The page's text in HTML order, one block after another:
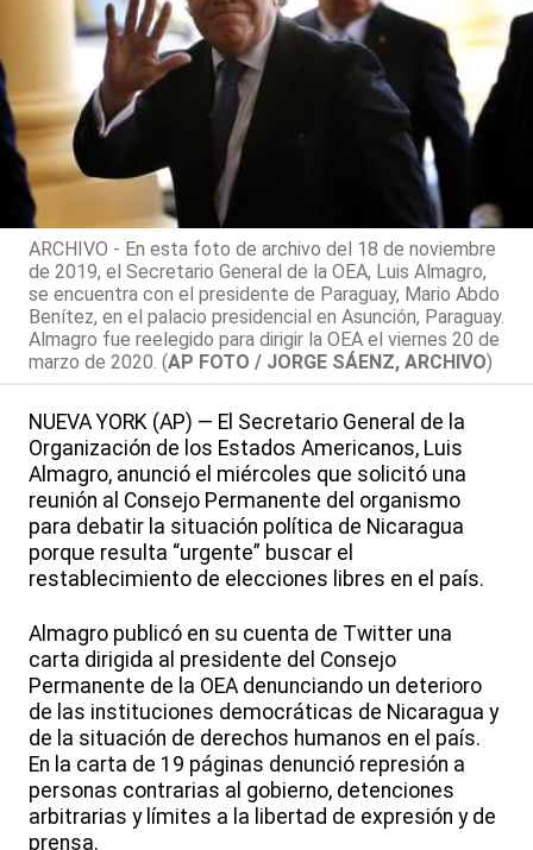
ARCHIVO - En esta foto de archivo del 18 de noviembre
de 2019, el Secretario General de la OEA, Luis Almagro,
se encuentra con el presidente de Paraguay, Mario Abdo
Benítez, en el palacio presidencial en Asunción, Paraguay.
Almagro fue reelegido para dirigir la OEA el viernes 20 de
marzo de 2020. (AP FOTO / JORGE SÁENZ, ARCHIVO)
NUEVA YORK (AP) — El Secretario General de la
Organización de los Estados Americanos, Luis
Almagro, anunció el miércoles que solicitó una
reunión al Consejo Permanente del organismo
para debatir la situación política de Nicaragua
porque resulta “urgente” buscar el
restablecimiento de elecciones libres en el país.
Almagro publicó en su cuenta de Twitter una
carta dirigida al presidente del Consejo
Permanente de la OEA denunciando un deterioro
de las instituciones democráticas de Nicaragua y
de la situación de derechos humanos en el país.
En la carta de 19 páginas denunció represión a
personas contrarias al gobierno, detenciones
arbitrarias y límites a la libertad de expresión y de
prensa.